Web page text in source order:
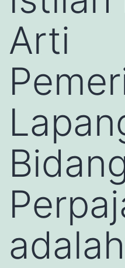
Arti
adalah